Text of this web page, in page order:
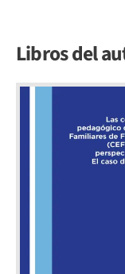
Libros del